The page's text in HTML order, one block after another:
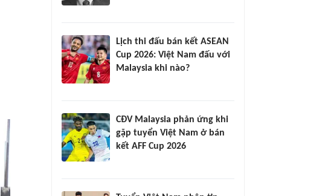
Lịch thi đấu bán kết ASEAN
Cup 2026: Việt Nam đấu với
Malaysia khi nào?
CĐV Malaysia phản ứng khi
gặp tuyển Việt Nam ở bán
kết AFF Cup 2026